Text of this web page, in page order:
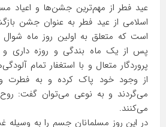
عید فطر از مهم‌ترین جشن‌ها و اعیاد
اسلامی از عید فطر به عنوان جشن
است که متعلق به اولین روز ماه
پس از یک ماه بندگی و روزه داری و
پروردگار متعال و با استغفار تمام
از وجود خود پاک کرده و به فطرت
می‌گردند و به نوعی می‌توان گفت:
می‌کنند.
در این روز مسلمانان جسم را به وسیله